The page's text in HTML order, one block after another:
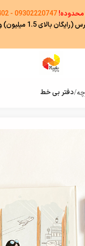
دفتر بی خط
محدوده!09302220747 - 02122187402
میلیون) و پیک موتوری زیر 3 ساعت!